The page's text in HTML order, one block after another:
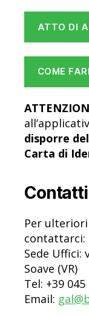
ATTO DI
COME
disporre
Carta di
Contatti
Per
contattarci:
Sede Uffici:
Soave (VR)
Tel: +39 045
Email: